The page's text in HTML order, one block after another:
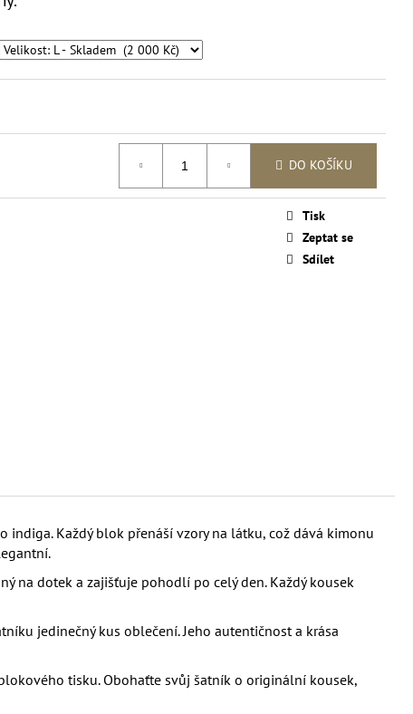
DO KOŠÍKU
Tisk
Zeptat se
Sdílet
Každý blok přenáší vzory na látku, což dává kimonu
na dotek a zajišťuje pohodlí po celý den. Každý kousek
jedinečný kus oblečení. Jeho autentičnost a krása
tisku. Obohaťte svůj šatník o originální kousek,
SE ZVÍŘECÍM